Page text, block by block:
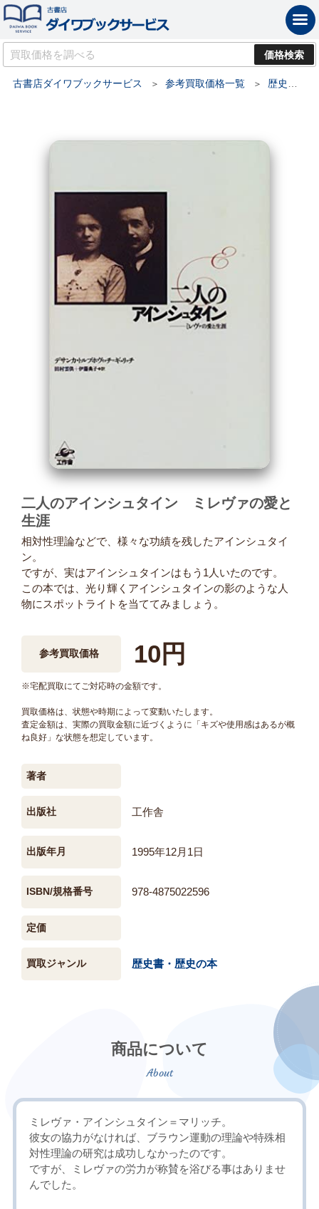
古書店ダイワブックサービス 参考買取価格一覧 歴史書・歴史の本の買取価格
二人のアインシュタイン ミレヴァの愛と
生涯
相対性理論などで、様々な功績を残したアインシュタイ
ン。
ですが、実はアインシュタインはもう1人いたのです。
この本では、光り輝くアインシュタインの影のような人
物にスポットライトを当ててみましょう。
参考買取価格 10円
※宅配買取にてご対応時の金額です。
買取価格は、状態や時期によって変動いたします。
査定金額は、実際の買取金額に近づくように「キズや使用感はあるが概
ね良好」な状態を想定しています。
著者
出版社 工作舎
出版年月 1995年12月1日
ISBN/規格番号 978-4875022596
定価
買取ジャンル 歴史書・歴史の本
商品について
ミレヴァ・アインシュタイン＝マリッチ。
彼女の協力がなければ、ブラウン運動の理論や特殊相
対性理論の研究は成功しなかったのです。
ですが、ミレヴァの労力が称賛を浴びる事はありませ
んでした。